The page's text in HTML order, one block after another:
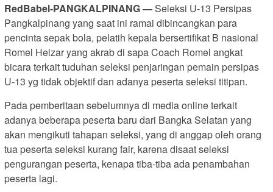
RedBabel-PANGKALPINANG —Seleksi U-13 Persipas
Pangkalpinang yang saat ini ramai dibincangkan para
pencinta sepak bola, pelatih kepala bersertifikat B nasional
Romel Heizar yang akrab di sapa Coach Romel angkat
bicara terkait tuduhan seleksi penjaringan pemain persipas
U-13 yg tidak objektif dan adanya peserta seleksi titipan.
Pada pemberitaan sebelumnya di media online terkait
adanya beberapa peserta baru dari Bangka Selatan yang
akan mengikuti tahapan seleksi, yang di anggap oleh orang
tua peserta seleksi kurang fair, karena disaat seleksi
pengurangan peserta, kenapa tiba-tiba ada penambahan
peserta lagi.